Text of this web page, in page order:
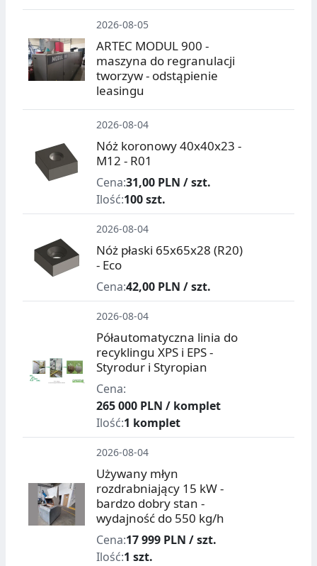
2026-08-05
ARTEC MODUL 900 -
maszyna do regranulacji
tworzyw - odstąpienie
leasingu
2026-08-04
Nóż koronowy 40x40x23 -
M12 - R01
Cena:31,00 PLN / szt.
Ilość:100 szt.
2026-08-04
Nóż płaski 65x65x28 (R20)
- Eco
Cena:42,00 PLN / szt.
2026-08-04
Półautomatyczna linia do
recyklingu XPS i EPS -
Styrodur i Styropian
Cena:
265 000 PLN / komplet
Ilość:1 komplet
2026-08-04
Używany młyn
rozdrabniający 15 kW -
bardzo dobry stan -
wydajność do 550 kg/h
Cena:17 999 PLN / szt.
Ilość:1 szt.